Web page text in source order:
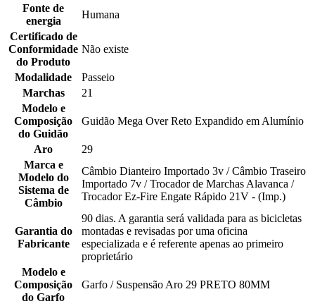
Fonte de
energia
Humana
Certificado de
Conformidade
do Produto
Não existe
Modalidade
Passeio
Marchas
21
Modelo e
Composição
do Guidão
Guidão Mega Over Reto Expandido em Alumínio
Aro
29
Marca e
Modelo do
Sistema de
Câmbio
Câmbio Dianteiro Importado 3v / Câmbio Traseiro
Importado 7v / Trocador de Marchas Alavanca /
Trocador Ez-Fire Engate Rápido 21V - (Imp.)
Garantia do
Fabricante
90 dias. A garantia será validada para as bicicletas
montadas e revisadas por uma oficina
especializada e é referente apenas ao primeiro
proprietário
Modelo e
Composição
do Garfo
Garfo / Suspensão Aro 29 PRETO 80MM